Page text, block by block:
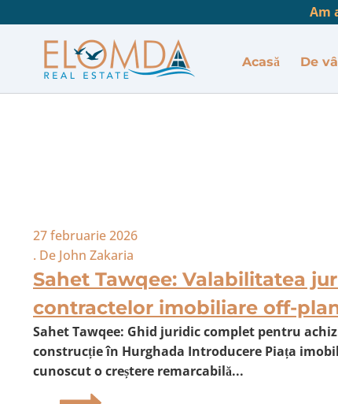
Am
Acasă De
27 februarie 2026
. De John Zakaria
Sahet Tawqee: Valabilitatea
contractelor imobiliare off-
Sahet Tawqee: Ghid juridic complet pentru
construcție în Hurghada Introducere Piața
cunoscut o creștere remarcabilă...